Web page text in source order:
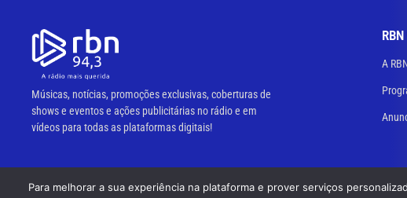
Músicas, notícias, promoções exclusivas, coberturas de
shows e eventos e ações publicitárias no rádio e em
vídeos para todas as plataformas digitais!
A
© 2023 RBN 94,3 FM. Todos os
Para melhorar a sua experiência na plataforma e prover serviços